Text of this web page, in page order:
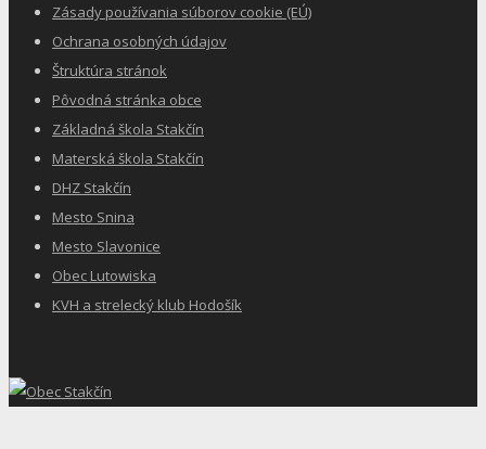
Zásady používania súborov cookie (EÚ)
Ochrana osobných údajov
Štruktúra stránok
Pôvodná stránka obce
Základná škola Stakčín
Materská škola Stakčín
DHZ Stakčín
Mesto Snina
Mesto Slavonice
Obec Lutowiska
KVH a strelecký klub Hodošík